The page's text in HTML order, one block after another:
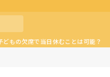
どもの欠席で当日休むことは可能？